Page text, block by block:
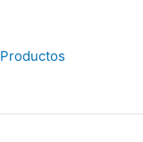
Productos